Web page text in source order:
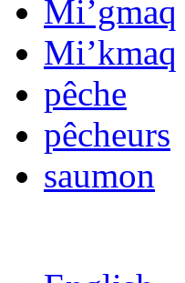
Mi’gmaq
Mi’kmaq
pêche
pêcheurs
saumon